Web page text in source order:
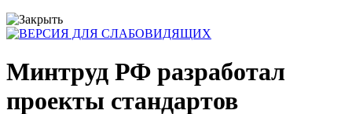
Минтруд РФ разработал
проекты стандартов